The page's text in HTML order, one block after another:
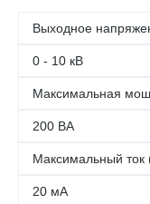
Выходное
0 - 10 кВ
Максимальная
200 ВА
Максимальный ток
20 мА